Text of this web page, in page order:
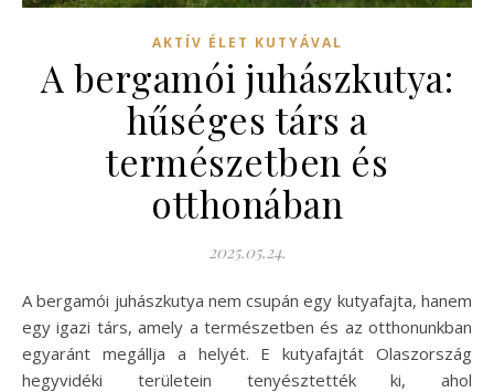
AKTÍV ÉLET KUTYÁVAL
A bergamói juhászkutya:
hűséges társ a
természetben és
otthonában
2025.05.24.
A bergamói juhászkutya nem csupán egy kutyafajta, hanem
egy igazi társ, amely a természetben és az otthonunkban
egyaránt megállja a helyét. E kutyafajtát Olaszország
hegyvidéki területein tenyésztették ki, ahol